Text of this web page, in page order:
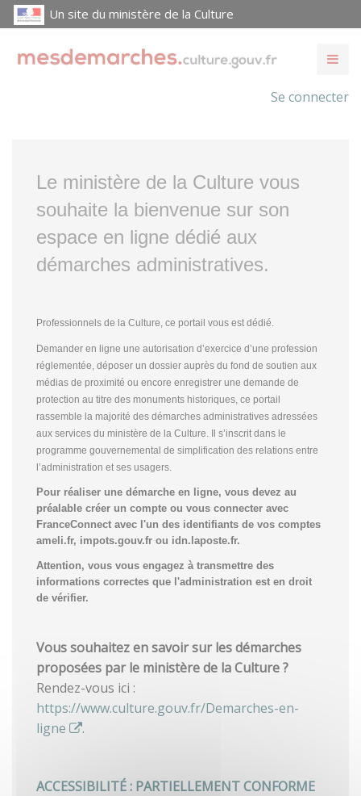
Un site du ministère de la Culture
Se connecter
Le ministère de la Culture vous
souhaite la bienvenue sur son
espace en ligne dédié aux
démarches administratives.
Professionnels de la Culture, ce portail vous est dédié.
Demander en ligne une autorisation d’exercice d’une profession
réglementée, déposer un dossier auprès du fond de soutien aux
médias de proximité ou encore enregistrer une demande de
protection au titre des monuments historiques, ce portail
rassemble la majorité des démarches administratives adressées
aux services du ministère de la Culture. Il s’inscrit dans le
programme gouvernemental de simplification des relations entre
l’administration et ses usagers.
Pour réaliser une démarche en ligne, vous devez au
préalable créer un compte ou vous connecter avec
FranceConnect avec l'un des identifiants de vos comptes
ameli.fr, impots.gouv.fr ou idn.laposte.fr.
Attention, vous vous engagez à transmettre des
informations correctes que l'administration est en droit
de vérifier.
Vous souhaitez en savoir sur les démarches
proposées par le ministère de la Culture ?
Rendez-vous ici :
https://www.culture.gouv.fr/Demarches-en-
ligne
.
ACCESSIBILITÉ : PARTIELLEMENT CONFORME